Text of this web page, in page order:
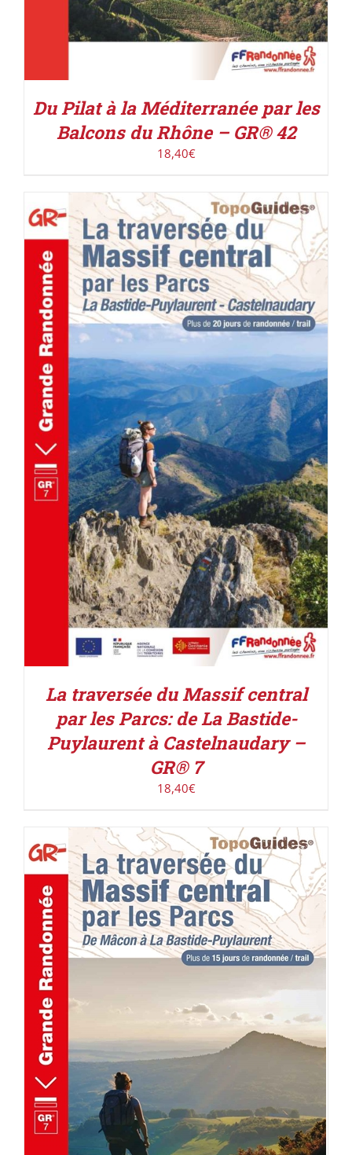
Du Pilat à la Méditerranée par les
Balcons du Rhône – GR® 42
18,40€
AJOUTER AU PANIER / DÉTAILS
La traversée du Massif central
par les Parcs: de La Bastide-
Puylaurent à Castelnaudary –
GR® 7
18,40€
AJOUTER AU PANIER